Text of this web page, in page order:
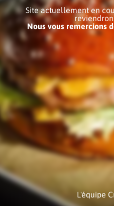
Site actuellement en
Nous vous remercions
L'équipe